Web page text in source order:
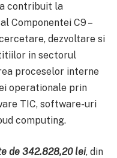
contribuit la
Componentei C9 –
dezvoltare si
in sectorul
proceselor interne
operationale prin
TIC, software-uri
computing.
de 342.828,20 lei, din